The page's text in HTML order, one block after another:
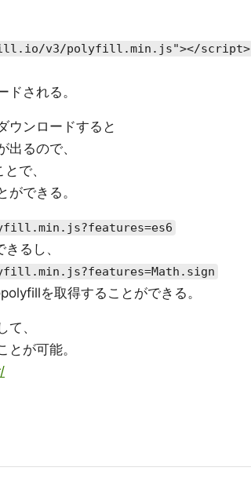
v3/polyfill.min.js"></script>
される。
ウンロードすると
るので、
で、
できる。
るし、
を取得することができる。
、
が可能。